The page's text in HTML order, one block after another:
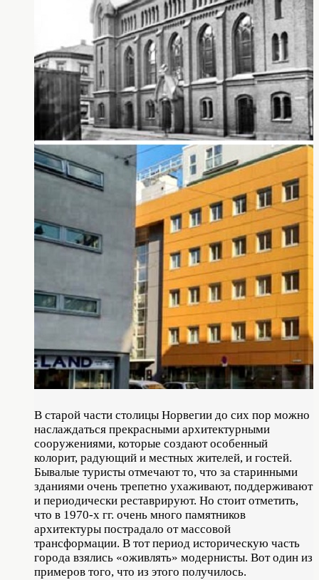
В старой части столицы Норвегии до сих пор можно
наслаждаться прекрасными архитектурными
сооружениями, которые создают особенный
колорит, радующий и местных жителей, и гостей.
Бывалые туристы отмечают то, что за старинными
зданиями очень трепетно ухаживают, поддерживают
и периодически реставрируют. Но стоит отметить,
что в 1970-х гг. очень много памятников
архитектуры пострадало от массовой
трансформации. В тот период историческую часть
города взялись «оживлять» модернисты. Вот один из
примеров того, что из этого получилось.